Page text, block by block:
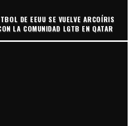
DE EEUU SE VUELVE ARCOÍRIS
LA COMUNIDAD LGTB EN QATAR